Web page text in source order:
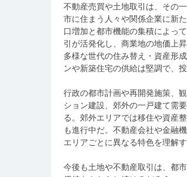
不動産売買や土地取引は、その
市に住まう人々や関係企業に新
口増加と都市機能の集積によっ
引が活発化し、商業地の地価上
多様な世代の住み替え・資産形
ンや新築住宅の供給は堅調で、
行政の都市計画や再開発施策、
ション建設、郊外の一戸建て需
る。郊外エリアでは移住や資産
も進行中だ。不動産会社や金融
エリアごとに異なる特色を理解
今後も土地や不動産取引は、都